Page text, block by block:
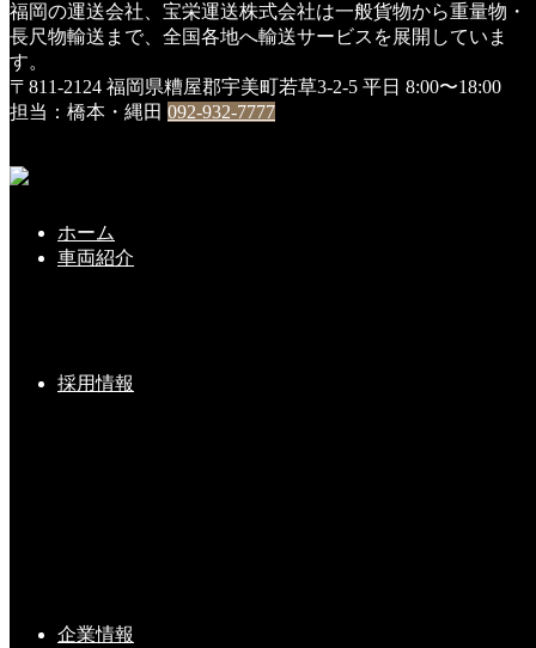
福岡の運送会社、宝栄運送株式会社は一般貨物から重量物・
長尺物輸送まで、全国各地へ輸送サービスを展開していま
す。
〒811-2124 福岡県糟屋郡宇美町若草3-2-5 平日 8:00〜18:00
担当：橋本・縄田 092-932-7777
ホーム
車両紹介
採用情報
企業情報
HOME
DSC00913
DSC00913
こちらの記事もどうぞ
2019-01-23(Wed)